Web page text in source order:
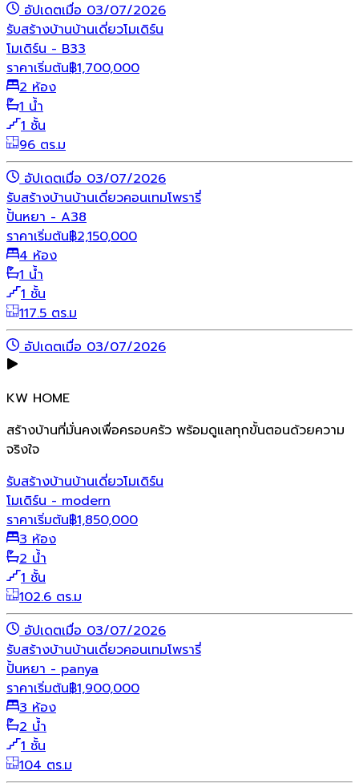
อัปเดตเมื่อ 03/07/2026
รับสร้างบ้านบ้านเดี่ยวโมเดิร์น
โมเดิร์น - B33
ราคาเริ่มต้น฿1,700,000
2 ห้อง
1 น้ำ
1 ชั้น
96 ตร.ม
อัปเดตเมื่อ 03/07/2026
รับสร้างบ้านบ้านเดี่ยวคอนเทมโพรารี่
ปั้นหยา - A38
ราคาเริ่มต้น฿2,150,000
4 ห้อง
1 น้ำ
1 ชั้น
117.5 ตร.ม
อัปเดตเมื่อ 03/07/2026
KW HOME
สร้างบ้านที่มั่นคงเพื่อครอบครัว พร้อมดูแลทุกขั้นตอนด้วยความ
จริงใจ
รับสร้างบ้านบ้านเดี่ยวโมเดิร์น
โมเดิร์น - modern
ราคาเริ่มต้น฿1,850,000
3 ห้อง
2 น้ำ
1 ชั้น
102.6 ตร.ม
อัปเดตเมื่อ 03/07/2026
รับสร้างบ้านบ้านเดี่ยวคอนเทมโพรารี่
ปั้นหยา - panya
ราคาเริ่มต้น฿1,900,000
3 ห้อง
2 น้ำ
1 ชั้น
104 ตร.ม